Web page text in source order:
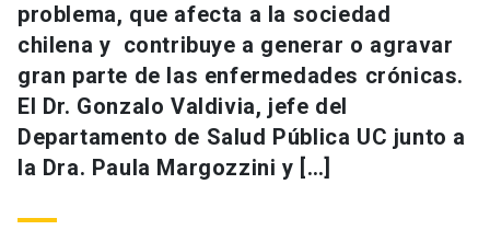
problema, que afecta a la sociedad
chilena y contribuye a generar o agravar
gran parte de las enfermedades crónicas.
El Dr. Gonzalo Valdivia, jefe del
Departamento de Salud Pública UC junto a
la Dra. Paula Margozzini y […]